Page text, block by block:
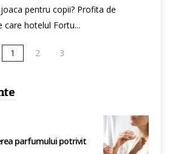
pentru copii? Profita de
care hotelul Fortu...
1 2 3
parfumului potrivit